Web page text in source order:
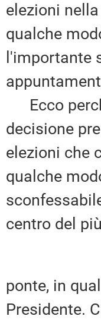
elezioni
qualche
l'importante
Ecco
decisione
elezioni che
qualche
centro del
ponte, in
Presidente.